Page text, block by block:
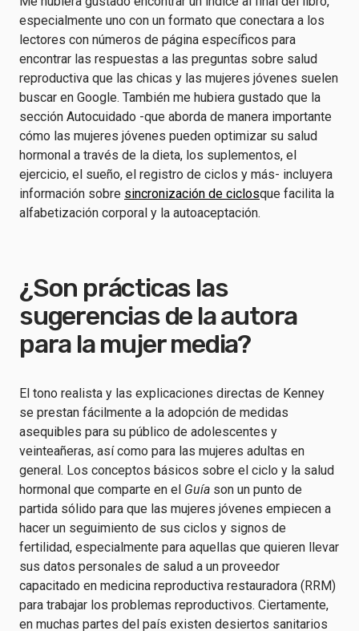
especialmente uno con un formato que conectara a los
lectores con números de página específicos para
encontrar las respuestas a las preguntas sobre salud
reproductiva que las chicas y las mujeres jóvenes suelen
buscar en Google. También me hubiera gustado que la
sección Autocuidado -que aborda de manera importante
cómo las mujeres jóvenes pueden optimizar su salud
hormonal a través de la dieta, los suplementos, el
ejercicio, el sueño, el registro de ciclos y más- incluyera
información sobre sincronización de ciclosque facilita la
alfabetización corporal y la autoaceptación.
¿Son prácticas las
sugerencias de la autora
para la mujer media?
El tono realista y las explicaciones directas de Kenney
se prestan fácilmente a la adopción de medidas
asequibles para su público de adolescentes y
veinteañeras, así como para las mujeres adultas en
general. Los conceptos básicos sobre el ciclo y la salud
hormonal que comparte en el Guía son un punto de
partida sólido para que las mujeres jóvenes empiecen a
hacer un seguimiento de sus ciclos y signos de
fertilidad, especialmente para aquellas que quieren llevar
sus datos personales de salud a un proveedor
capacitado en medicina reproductiva restauradora (RRM)
para trabajar los problemas reproductivos. Ciertamente,
en muchas partes del país existen desiertos sanitarios